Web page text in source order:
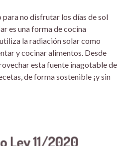
para no disfrutar los días de sol
es una forma de cocina
la radiación solar como
y cocinar alimentos. Desde
esta fuente inagotable de
de forma sostenible ¡y sin